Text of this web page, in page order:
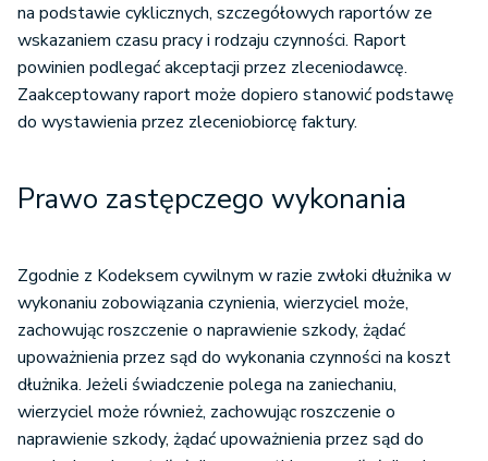
na podstawie cyklicznych, szczegółowych raportów ze
wskazaniem czasu pracy i rodzaju czynności. Raport
powinien podlegać akceptacji przez zleceniodawcę.
Zaakceptowany raport może dopiero stanowić podstawę
do wystawienia przez zleceniobiorcę faktury.
Prawo zastępczego wykonania
Zgodnie z Kodeksem cywilnym w razie zwłoki dłużnika w
wykonaniu zobowiązania czynienia, wierzyciel może,
zachowując roszczenie o naprawienie szkody, żądać
upoważnienia przez sąd do wykonania czynności na koszt
dłużnika. Jeżeli świadczenie polega na zaniechaniu,
wierzyciel może również, zachowując roszczenie o
naprawienie szkody, żądać upoważnienia przez sąd do